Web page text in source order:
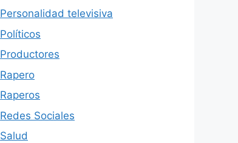
Personalidad televisiva
Políticos
Productores
Rapero
Raperos
Redes Sociales
Salud